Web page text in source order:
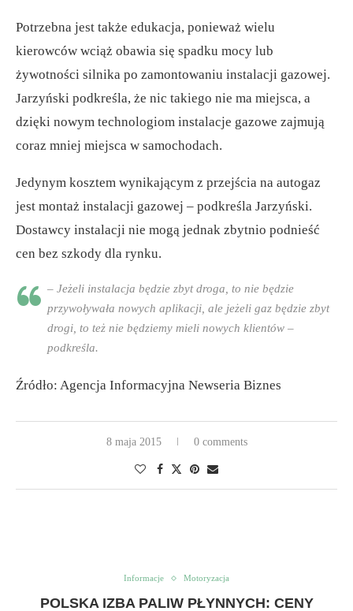
Potrzebna jest także edukacja, ponieważ wielu
kierowców wciąż obawia się spadku mocy lub
żywotności silnika po zamontowaniu instalacji gazowej.
Jarzyński podkreśla, że nic takiego nie ma miejsca, a
dzięki nowym technologiom instalacje gazowe zajmują
coraz mniej miejsca w samochodach.
Jedynym kosztem wynikającym z przejścia na autogaz
jest montaż instalacji gazowej – podkreśla Jarzyński.
Dostawcy instalacji nie mogą jednak zbytnio podnieść
cen bez szkody dla rynku.
– Jeżeli instalacja będzie zbyt droga, to nie będzie
przywoływała nowych aplikacji, ale jeżeli gaz będzie zbyt
drogi, to też nie będziemy mieli nowych klientów –
podkreśla.
Źródło: Agencja Informacyjna Newseria Biznes
8 maja 2015 0 comments
Informacje Motoryzacja
POLSKA IZBA PALIW PŁYNNYCH: CENY